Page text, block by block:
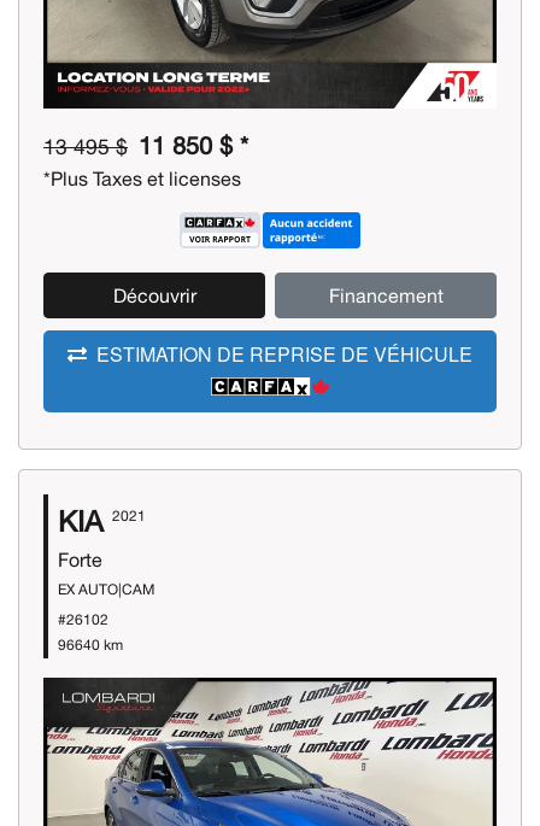
13 495 $ 11 850 $ *
*Plus Taxes et licenses
Découvrir Financement
ESTIMATION DE REPRISE DE VÉHICULE
KIA 2021
Forte
EX AUTO|CAM
#26102
96640 km